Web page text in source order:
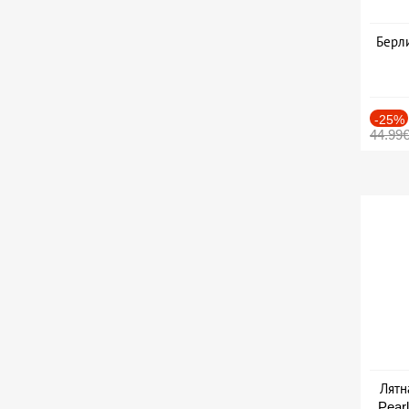
-25%
44.99€